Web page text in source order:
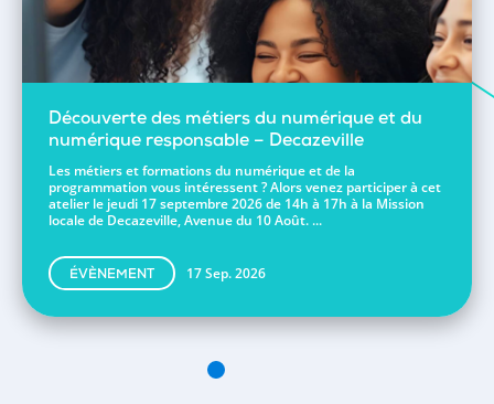
Découverte des métiers du numérique et du
numérique responsable – Decazeville
Les métiers et formations du numérique et de la
programmation vous intéressent ? Alors venez participer à cet
atelier le jeudi 17 septembre 2026 de 14h à 17h à la Mission
locale de Decazeville, Avenue du 10 Août. ...
ÉVÈNEMENT 17 Sep. 2026